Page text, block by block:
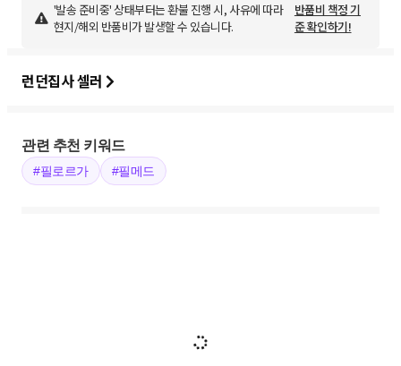
'발송 준비중' 상태부터는 환불 진행 시, 사유에 따라
현지/해외 반품비가 발생할 수 있습니다.
반품비 책정 기
준 확인하기!
런던집사 셀러
관련 추천 키워드
#필로르가 #필메드